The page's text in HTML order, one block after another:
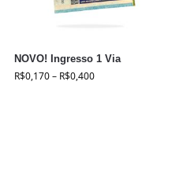
NOVO! Ingresso 1 Via
R$0,170– R$0,400